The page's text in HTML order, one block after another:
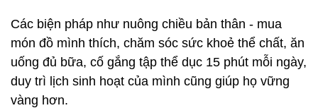
Các biện pháp như nuông chiều bản thân - mua
món đồ mình thích, chăm sóc sức khoẻ thể chất, ăn
uống đủ bữa, cố gắng tập thể dục 15 phút mỗi ngày,
duy trì lịch sinh hoạt của mình cũng giúp họ vững
vàng hơn.